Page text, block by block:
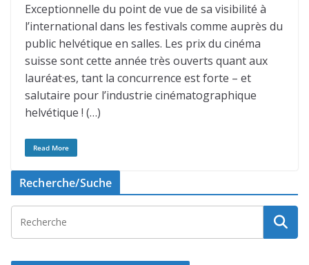
Exceptionnelle du point de vue de sa visibilité à
l’international dans les festivals comme auprès du
public helvétique en salles. Les prix du cinéma
suisse sont cette année très ouverts quant aux
lauréat·es, tant la concurrence est forte – et
salutaire pour l’industrie cinématographique
helvétique ! (…)
Read More
Recherche/Suche